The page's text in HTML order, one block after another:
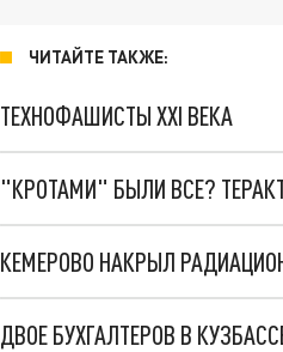
ЧИТАЙТЕ ТАКЖЕ:
ТЕХНОФАШИСТЫ XXI ВЕКА
"КРОТАМИ" БЫЛИ ВСЕ?
КЕМЕРОВО НАКРЫЛ
ДВОЕ БУХГАЛТЕРОВ В